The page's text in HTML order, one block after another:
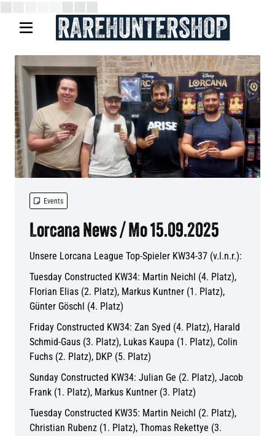

 Events
Lorcana News / Mo 15.09.2025
Unsere Lorcana League Top-Spieler KW34-37 (v.l.n.r.):
Tuesday Constructed KW34: Martin Neichl (4. Platz),
Florian Elias (2. Platz), Markus Kuntner (1. Platz),
Günter Göschl (4. Platz)
Friday Constructed KW34: Zan Syed (4. Platz), Harald
Schmid-Gaus (3. Platz), Lukas Kaupa (1. Platz), Colin
Fuchs (2. Platz), DKP (5. Platz)
Sunday Constructed KW34: Julian Ge (2. Platz), Jacob
Frank (1. Platz), Markus Kuntner (3. Platz)
Tuesday Constructed KW35: Martin Neichl (2. Platz),
Christian Rubenz (1. Platz), Thomas Rekettye (3.